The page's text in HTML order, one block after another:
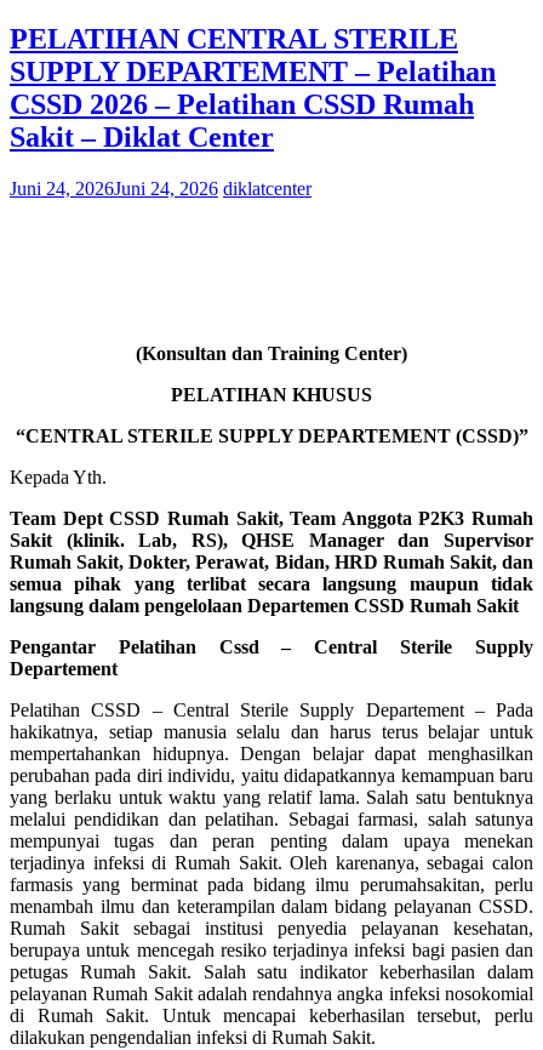
PELATIHAN CENTRAL STERILE
SUPPLY DEPARTEMENT – Pelatihan
CSSD 2026 – Pelatihan CSSD Rumah
Sakit – Diklat Center
Juni 24, 2026Juni 24, 2026 diklatcenter
(Konsultan dan Training Center)
PELATIHAN KHUSUS
“CENTRAL STERILE SUPPLY DEPARTEMENT (CSSD)”
Kepada Yth.
Team Dept CSSD Rumah Sakit, Team Anggota P2K3 Rumah
Sakit (klinik. Lab, RS), QHSE Manager dan Supervisor
Rumah Sakit, Dokter, Perawat, Bidan, HRD Rumah Sakit, dan
semua pihak yang terlibat secara langsung maupun tidak
langsung dalam pengelolaan Departemen CSSD Rumah Sakit
Pengantar Pelatihan Cssd – Central Sterile Supply
Departement
Pelatihan CSSD – Central Sterile Supply Departement – Pada
hakikatnya, setiap manusia selalu dan harus terus belajar untuk
mempertahankan hidupnya. Dengan belajar dapat menghasilkan
perubahan pada diri individu, yaitu didapatkannya kemampuan baru
yang berlaku untuk waktu yang relatif lama. Salah satu bentuknya
melalui pendidikan dan pelatihan. Sebagai farmasi, salah satunya
mempunyai tugas dan peran penting dalam upaya menekan
terjadinya infeksi di Rumah Sakit. Oleh karenanya, sebagai calon
farmasis yang berminat pada bidang ilmu perumahsakitan, perlu
menambah ilmu dan keterampilan dalam bidang pelayanan CSSD.
Rumah Sakit sebagai institusi penyedia pelayanan kesehatan,
berupaya untuk mencegah resiko terjadinya infeksi bagi pasien dan
petugas Rumah Sakit. Salah satu indikator keberhasilan dalam
pelayanan Rumah Sakit adalah rendahnya angka infeksi nosokomial
di Rumah Sakit. Untuk mencapai keberhasilan tersebut, perlu
dilakukan pengendalian infeksi di Rumah Sakit.